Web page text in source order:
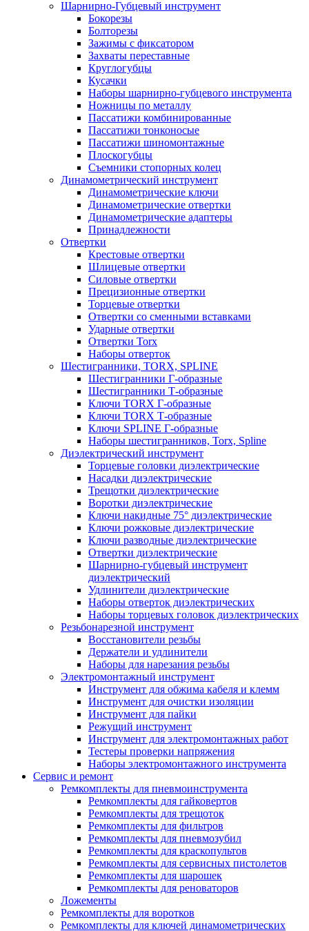
Шарнирно-Губцевый инструмент
Бокорезы
Болторезы
Зажимы с фиксатором
Захваты переставные
Круглогубцы
Кусачки
Наборы шарнирно-губцевого инструмента
Ножницы по металлу
Пассатижи комбинированные
Пассатижи тонконосые
Пассатижи шиномонтажные
Плоскогубцы
Съемники стопорных колец
Динамометрический инструмент
Динамометрические ключи
Динамометрические отвертки
Динамометрические адаптеры
Принадлежности
Отвертки
Крестовые отвертки
Шлицевые отвертки
Силовые отвертки
Прецизионные отвертки
Торцевые отвертки
Отвертки со сменными вставками
Ударные отвертки
Отвертки Torx
Наборы отверток
Шестигранники, TORX, SPLINE
Шестигранники Г-образные
Шестигранники Т-образные
Ключи TORX Г-образные
Ключи TORX Т-образные
Ключи SPLINE Г-образные
Наборы шестигранников, Torx, Spline
Диэлектрический инструмент
Торцевые головки диэлектрические
Насадки диэлектрические
Трещотки диэлектрические
Воротки диэлектрические
Ключи накидные 75° диэлектрические
Ключи рожковые диэлектрические
Ключи разводные диэлектрические
Отвертки диэлектрические
Шарнирно-губцевый инструмент
диэлектрический
Удлинители диэлектрические
Наборы отверток диэлектрических
Наборы торцевых головок диэлектрических
Резьбонарезной инструмент
Восстановители резьбы
Держатели и удлинители
Наборы для нарезания резьбы
Электромонтажный инструмент
Инструмент для обжима кабеля и клемм
Инструмент для очистки изоляции
Инструмент для пайки
Режущий инструмент
Инструмент для электромонтажных работ
Тестеры проверки напряжения
Наборы электромонтажного инструмента
Сервис и ремонт
Ремкомплекты для пневмоинструмента
Ремкомплекты для гайковертов
Ремкомплекты для трещоток
Ремкомплекты для фильтров
Ремкомплекты для пневмозубил
Ремкомплекты для краскопультов
Ремкомплекты для сервисных пистолетов
Ремкомплекты для шарошек
Ремкомплекты для реноваторов
Ложементы
Ремкомплекты для воротков
Ремкомплекты для ключей динамометрических